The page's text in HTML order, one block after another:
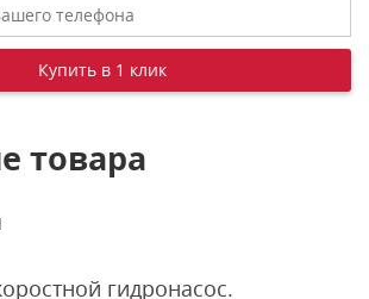
товара
гидронасос.